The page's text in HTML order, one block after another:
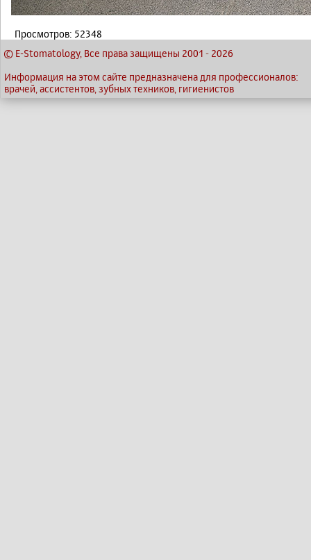
Просмотров: 52348
© E-Stomatology, Все права защищены 2001 - 2026
Информация на этом сайте предназначена для профессионалов:
врачей, ассистентов, зубных техников, гигиенистов